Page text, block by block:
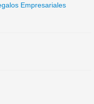
Empresariales